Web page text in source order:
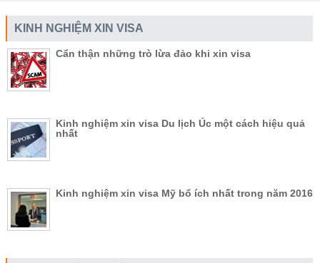
KINH NGHIỆM XIN VISA
Cẩn thận những trò lừa đảo khi xin visa
Kinh nghiệm xin visa Du lịch Úc một cách hiệu quả
nhất
Kinh nghiệm xin visa Mỹ bổ ích nhất trong năm 2016